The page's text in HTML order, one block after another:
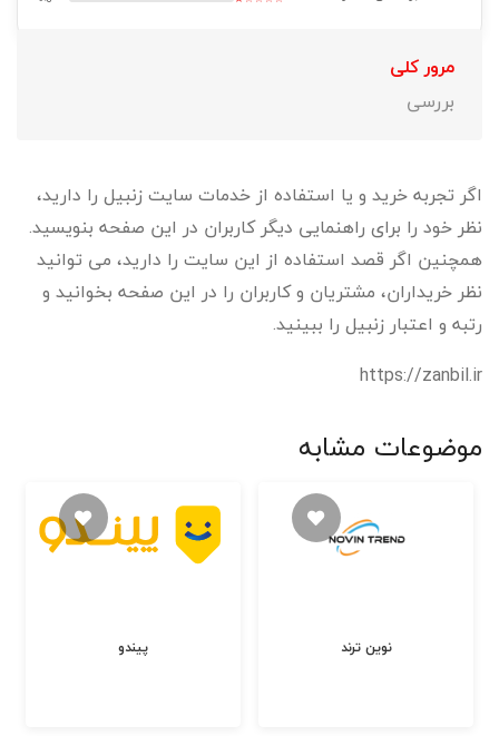
مرور کلی
بررسی
اگر تجربه خرید و یا استفاده از خدمات سایت زنبیل را دارید،
نظر خود را برای راهنمایی دیگر کاربران در این صفحه بنویسید.
همچنین اگر قصد استفاده از این سایت را دارید، می توانید
نظر خریداران، مشتریان و کاربران را در این صفحه بخوانید و
رتبه و اعتبار زنبیل را ببینید.
https://zanbil.ir
موضوعات مشابه
نوین ترند پاپکو